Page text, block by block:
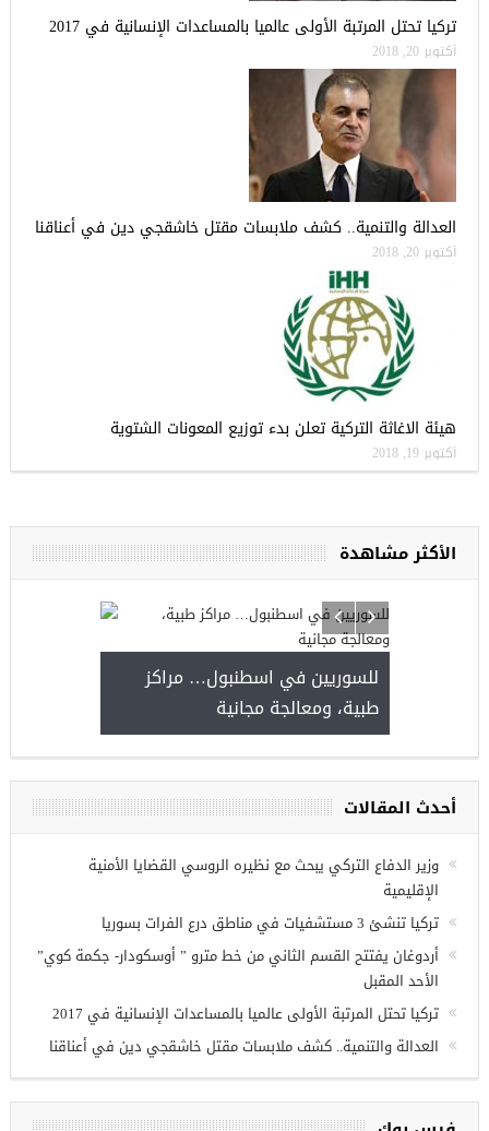
تركيا تحتل المرتبة الأولى عالميا بالمساعدات الإنسانية في 2017
أكتوبر 20, 2018
العدالة والتنمية.. كشف ملابسات مقتل خاشقجي دين في أعناقنا
أكتوبر 20, 2018
هيئة الاغاثة التركية تعلن بدء توزيع المعونات الشتوية
أكتوبر 19, 2018
الأكثر مشاهدة
للسوريين في
مجموعة فرص عمل للسوريين في
أحدث المقالات
وزير الدفاع التركي يبحث مع نظيره الروسي القضايا الأمنية
الإقليمية
تركيا تنشئ 3 مستشفيات في مناطق درع الفرات بسوريا
أردوغان يفتتح القسم الثاني من خط مترو ” أوسكودار- جكمة كوي”
الأحد المقبل
تركيا تحتل المرتبة الأولى عالميا بالمساعدات الإنسانية في 2017
العدالة والتنمية.. كشف ملابسات مقتل خاشقجي دين في أعناقنا